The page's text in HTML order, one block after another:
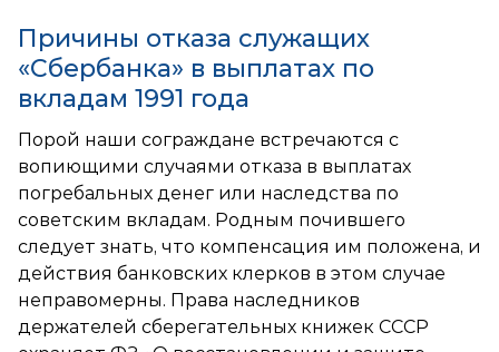
Причины отказа служащих
«Сбербанка» в выплатах по
вкладам 1991 года
Порой наши сограждане встречаются с
вопиющими случаями отказа в выплатах
погребальных денег или наследства по
советским вкладам. Родным почившего
следует знать, что компенсация им положена, и
действия банковских клерков в этом случае
неправомерны. Права наследников
держателей сберегательных книжек СССР